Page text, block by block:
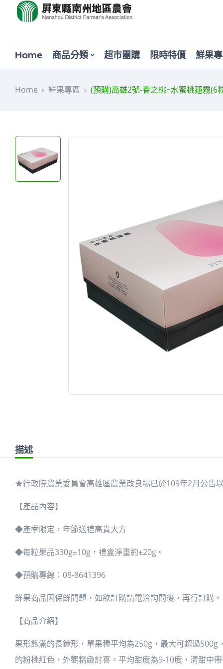
Home 商品分類 超市團購 限時特價 鮮果
Home 鮮果專區 (預購)高雄2號-春之桃~水蜜桃蓮霧(6
描述
★行政院農業委員會高雄區農業改良場已於109年2月公告
【產品內容】
◆產季限定，年節送禮高貴大方
◆每粒果品330g±10g，禮盒淨重約±20g。
◆預購專線：08-8641396
鮮果商品因保鮮問題，如欲訂購請電洽詢問後，再行訂購。
【商品介紹】
果形飽滿的長鐘形，單果種平均為250g，最大可超過
的粉桃紅色，外觀精緻討喜。平均甜度為9-10度，清甜中